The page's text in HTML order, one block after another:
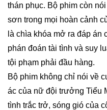
thán phục. Bộ phim còn
sơn trong mọi hoàn cảnh
là chìa khóa mở ra đáp án
phán đoán tài tình và suy
tội phạm phải đầu hàng.
Bộ phim không chỉ nói về
ác của nữ đội trưởng Tiểu
tình trắc trở, sóng gió của